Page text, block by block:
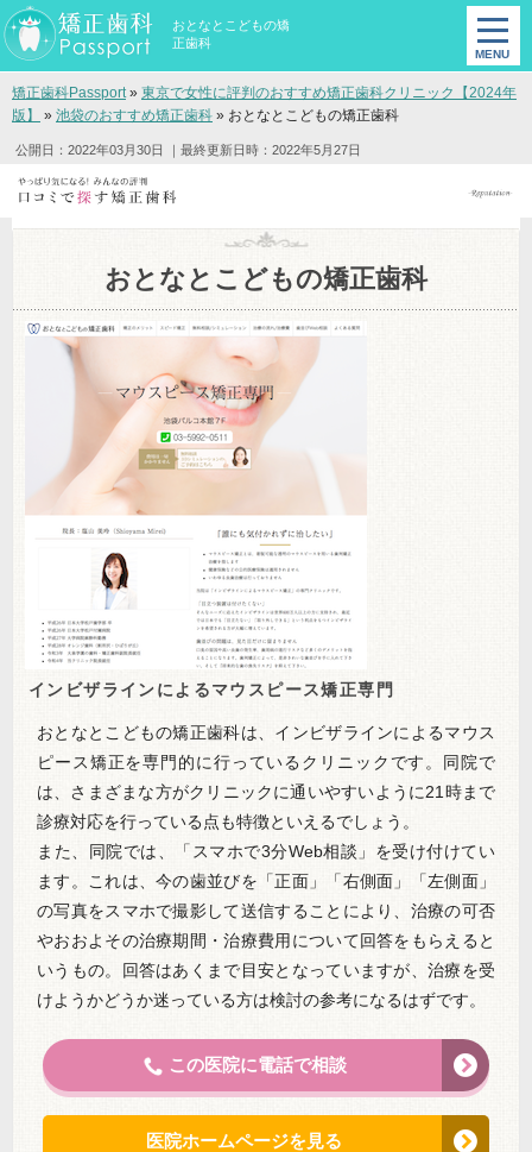
おとなとこどもの矯
正歯科
矯正歯科Passport» 東京で女性に評判のおすすめ矯正歯科クリニック【2024年
版】
» 池袋のおすすめ矯正歯科 » おとなとこどもの矯正歯科
公開日：2022年03月30日 ｜最終更新日時：2022年5月27日
おとなとこどもの矯正歯科
インビザラインによるマウスピース矯正専門
おとなとこどもの矯正歯科は、インビザラインによるマウス
ピース矯正を専門的に行っているクリニックです。同院で
は、さまざまな方がクリニックに通いやすいように21時まで
診療対応を行っている点も特徴といえるでしょう。
また、同院では、「スマホで3分Web相談」を受け付けてい
ます。これは、今の歯並びを「正面」「右側面」「左側面」
の写真をスマホで撮影して送信することにより、治療の可否
やおおよその治療期間・治療費用について回答をもらえると
いうもの。回答はあくまで目安となっていますが、治療を受
けようかどうか迷っている方は検討の参考になるはずです。
この医院に電話で相談
医院ホームページを見る